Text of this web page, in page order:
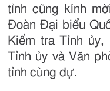
tỉnh cũng kính
Đoàn Đại biểu
Kiểm tra Tỉnh ủy,
Tỉnh ủy và Văn
tỉnh cùng dự.